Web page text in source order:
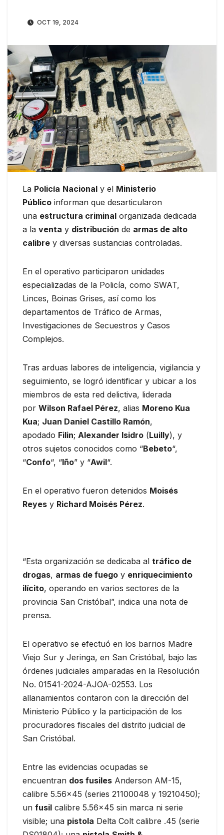
OCT 19, 2024
La Policía Nacional y el Ministerio
Público informan que desarticularon
una estructura criminal organizada dedicada
a la venta y distribución de armas de alto
calibre y diversas sustancias controladas.
En el operativo participaron unidades
especializadas de la Policía, como SWAT,
Linces, Boinas Grises, así como los
departamentos de Tráfico de Armas,
Investigaciones de Secuestros y Casos
Complejos.
Tras arduas labores de inteligencia, vigilancia y
seguimiento, se logró identificar y ubicar a los
miembros de esta red delictiva, liderada
por Wilson Rafael Pérez, alias Moreno Kua
Kua; Juan Daniel Castillo Ramón,
apodado Filin; Alexander Isidro (Luilly), y
otros sujetos conocidos como “Bebeto“,
“Confo“, “Iño” y “Awil“.
En el operativo fueron detenidos Moisés
Reyes y Richard Moisés Pérez.
“Esta organización se dedicaba al tráfico de
drogas, armas de fuego y enriquecimiento
ilícito, operando en varios sectores de la
provincia San Cristóbal”, indica una nota de
prensa.
El operativo se efectuó en los barrios Madre
Viejo Sur y Jeringa, en San Cristóbal, bajo las
órdenes judiciales amparadas en la Resolución
No. 01541-2024-AJOA-02553. Los
allanamientos contaron con la dirección del
Ministerio Público y la participación de los
procuradores fiscales del distrito judicial de
San Cristóbal.
Entre las evidencias ocupadas se
encuentran dos fusiles Anderson AM-15,
calibre 5.56×45 (series 21100048 y 19210450);
un fusil calibre 5.56×45 sin marca ni serie
visible; una pistola Delta Colt calibre .45 (serie